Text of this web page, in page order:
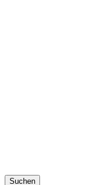
Suchen